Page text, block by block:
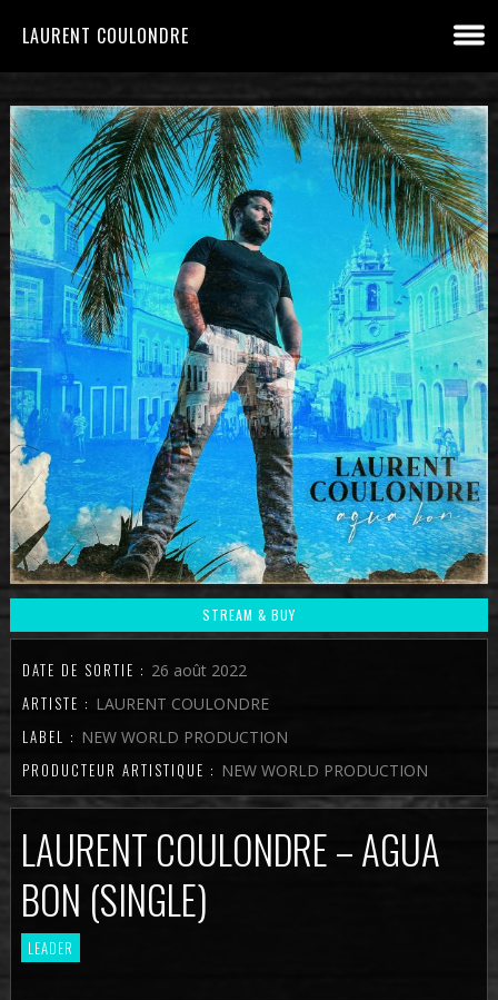
LAURENT COULONDRE
STREAM & BUY
DATE DE SORTIE : 26 août 2022
ARTISTE : LAURENT COULONDRE
LABEL : NEW WORLD PRODUCTION
PRODUCTEUR ARTISTIQUE : NEW WORLD PRODUCTION
LAURENT COULONDRE – AGUA
BON (SINGLE)
LEADER